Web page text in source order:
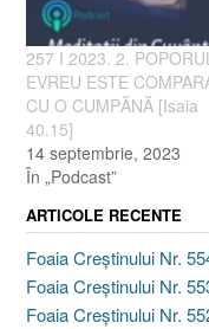
257 I 2023. 2.
EVREU ESTE
CU O CUMPĂNĂ [Isaia
40.15]
14 septembrie, 2023
În „Podcast”
ARTICOLE RECENTE
Foaia Creștinului Nr.
Foaia Creștinului Nr.
Foaia Creștinului Nr.